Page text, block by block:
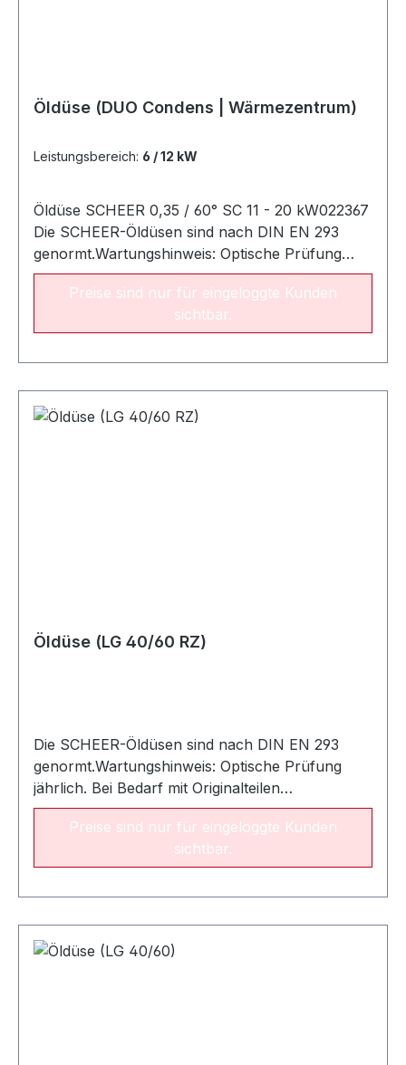
Öldüse (DUO Condens | Wärmezentrum)
Leistungsbereich: 6 / 12 kW
Öldüse SCHEER 0,35 / 60° SC 11 - 20 kW022367
Die SCHEER-Öldüsen sind nach DIN EN 293
genormt.Wartungshinweis: Optische Prüfung
jährlich. Bei Bedarf mit Originalteilen
auswechseln. Empfohlene Austauschperiode:
SCHEER 0.25 gph / 80° SC (8 /14 kW)022277
kW)022540 Öldüse SCHEER 0,35 / 60° SC (11 -
20 kW)022367 Öldüse Fluidics 0.35 gph / 60° SF
Preise sind nur für eingeloggte Kunden
sichtbar.
Öldüse (LG 40/60 RZ)
Die SCHEER-Öldüsen sind nach DIN EN 293
genormt.Wartungshinweis: Optische Prüfung
jährlich. Bei Bedarf mit Originalteilen
auswechseln. Empfohlene Austauschperiode:
alle zwei JahreNameLeistungsbereichArt.-
Nr.Öldüse Fluidics 0.40 gph / 60° SF15 - 19
23 kW022544Öldüse Fluidics 0.55 gph / 60°
60° SF25 - 29 kW022547Öldüse Fluidics 0.75
gph / 60° SF31 - 37 kW022548Öldüse Fluidics
Preise sind nur für eingeloggte Kunden
sichtbar.